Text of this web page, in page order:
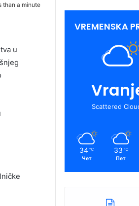
than a minute
u
VREMENSKA
Scattered
34 ℃
Чет
33 ℃
Пет